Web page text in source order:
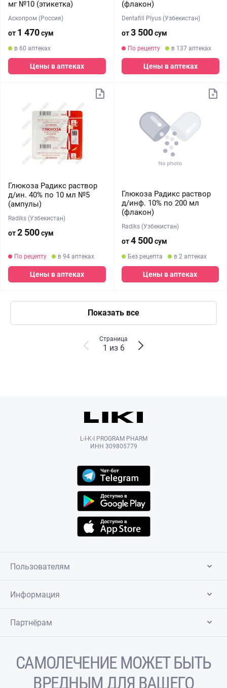
мг №10 (этикетка)
Аскопром (Россия)
от 1 470сум
в 60 аптеках
Цены в аптеках
(флакон)
Dentafill Plyus (Узбекистан)
от3 500сум
По рецепту в 137 аптеках
Цены в аптеках
Глюкоза Радикс раствор
д/ин. 40% по 10 мл №5
(ампулы)
Radiks (Узбекистан)
от2 500сум
По рецепту в 94 аптеках
Цены в аптеках
Глюкоза Радикс раствор
д/инф. 10% по 200 мл
(флакон)
Radiks (Узбекистан)
от4 500сум
Без рецепта в 2 аптеках
Цены в аптеках
Показать все
Страница
1 из 6
L-I-K-I PROGRAM PHARM
ИНН 309805779
Пользователям
Информация
Партнёрам
САМОЛЕЧЕНИЕ МОЖЕТ БЫТЬ
ВРЕДНЫМ ДЛЯ ВАШЕГО